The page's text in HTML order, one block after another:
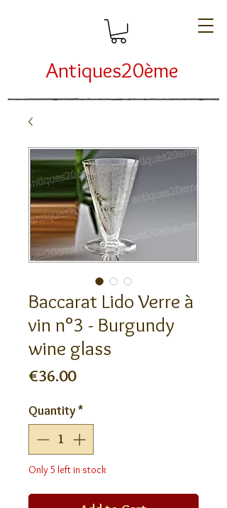
Antiques20ème
Baccarat Lido Verre à
vin n°3 - Burgundy
wine glass
€36.00Price
Quantity*
Only 5 left in stock